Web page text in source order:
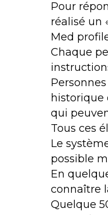
Pour
réalisé un
Med
Chaque
historique
qui
Tous ces
Le
possible
En
connaître
Quelque